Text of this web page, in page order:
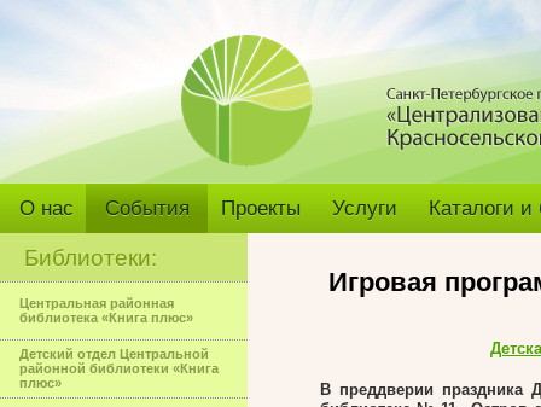
О нас События Проекты Услуги Каталоги
Библиотеки:
Центральная районная
библиотека «Книга плюс»
Детский отдел Центральной
районной библиотеки «Книга
плюс»
Игровая
В преддверии праздника